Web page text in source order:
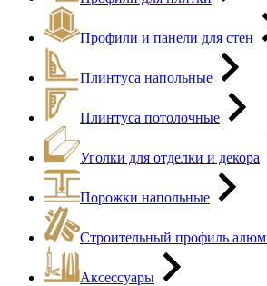
Профили и панели для стен
Плинтуса напольные
Плинтуса потолочные
Уголки для отделки и декора
Порожки напольные
Строительный профиль
Аксессуары